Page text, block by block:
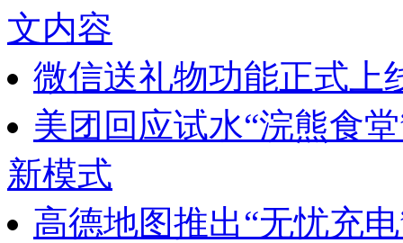
文内容
微信送礼物功能正式上
美团回应试水“浣熊食
新模式
高德地图推出“无忧充